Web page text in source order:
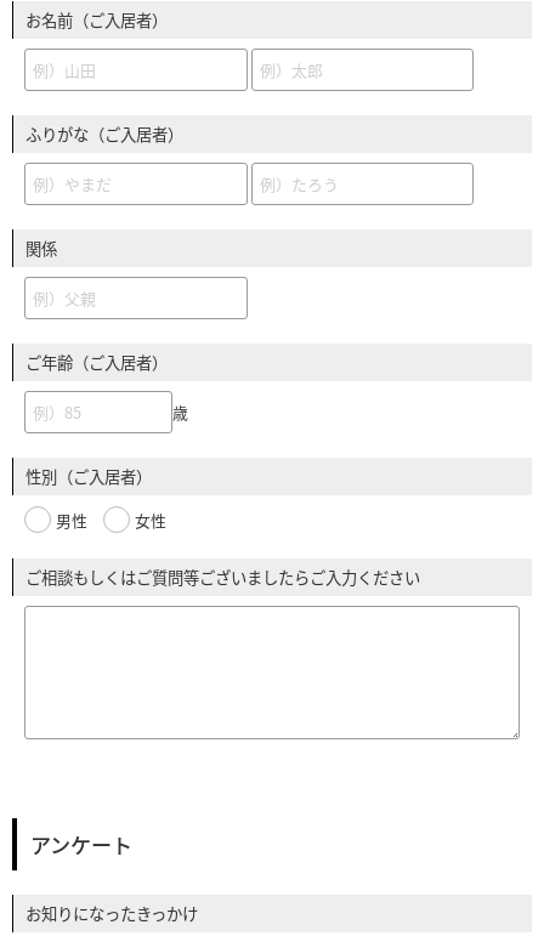
お名前（ご入居者）
ふりがな（ご入居者）
関係
ご年齢（ご入居者）
歳
性別（ご入居者）
男性 女性
ご相談もしくはご質問等ございましたらご入力ください
アンケート
お知りになったきっかけ